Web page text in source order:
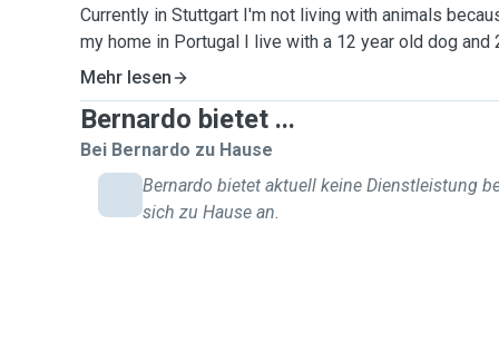
Currently in Stuttgart I'm not living with animals
my home in Portugal I live with a 12 year old dog
used to deal with animals.
Currently my motivation to be a pet sitter is mainly to
but also to be able to deal with pets on a regular
own in Portugal no so often and I really miss pet
With the experience I got with dogs I can do such
tricks training and even hair trimming. I'm also
Mehr lesen
Bernardo bietet ...
Bei Bernardo zu Hause
Bernardo bietet aktuell keine Dienstleistung
sich zu Hause an.